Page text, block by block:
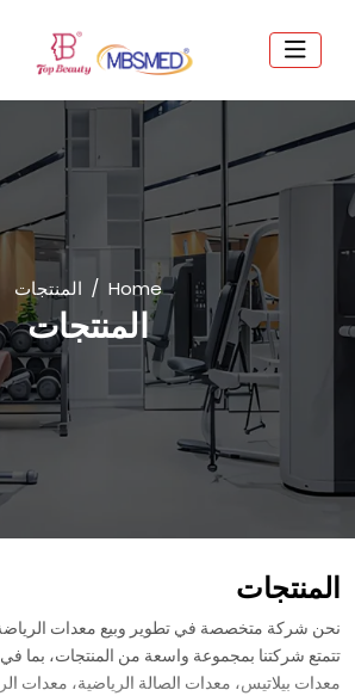
Home المنتجات
المنتجات
المنتجات
نحن شركة متخصصة في تطوير وبيع معدات الرياضة
تتمتع شركتنا بمجموعة واسعة من المنتجات، بما
معدات بيلاتيس، معدات الصالة الرياضية، معدات